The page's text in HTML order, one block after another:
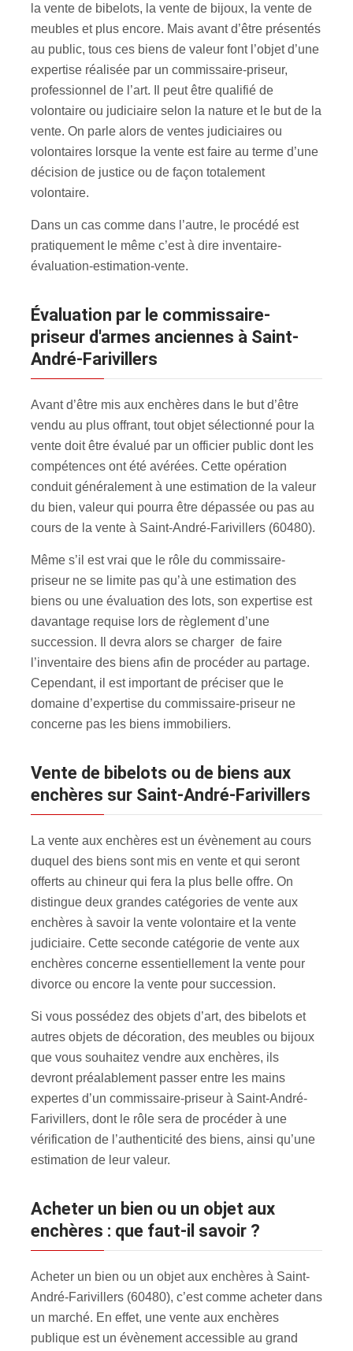
la vente de bibelots, la vente de bijoux, la vente de
meubles et plus encore. Mais avant d’être présentés
au public, tous ces biens de valeur font l’objet d’une
expertise réalisée par un commissaire-priseur,
professionnel de l’art. Il peut être qualifié de
volontaire ou judiciaire selon la nature et le but de la
vente. On parle alors de ventes judiciaires ou
volontaires lorsque la vente est faire au terme d’une
décision de justice ou de façon totalement
volontaire.
Dans un cas comme dans l’autre, le procédé est
pratiquement le même c’est à dire inventaire-
évaluation-estimation-vente.
évaluation par le commissaire-
priseur d'armes anciennes à Saint-
André-Farivillers
Avant d’être mis aux enchères dans le but d’être
vendu au plus offrant, tout objet sélectionné pour la
vente doit être évalué par un officier public dont les
compétences ont été avérées. Cette opération
conduit généralement à une estimation de la valeur
du bien, valeur qui pourra être dépassée ou pas au
cours de la vente à Saint-André-Farivillers (60480).
Même s’il est vrai que le rôle du commissaire-
priseur ne se limite pas qu’à une estimation des
biens ou une évaluation des lots, son expertise est
davantage requise lors de règlement d’une
succession. Il devra alors se charger de faire
l’inventaire des biens afin de procéder au partage.
Cependant, il est important de préciser que le
domaine d’expertise du commissaire-priseur ne
concerne pas les biens immobiliers.
Vente de bibelots ou de biens aux
enchères sur Saint-André-Farivillers
La vente aux enchères est un évènement au cours
duquel des biens sont mis en vente et qui seront
offerts au chineur qui fera la plus belle offre. On
distingue deux grandes catégories de vente aux
enchères à savoir la vente volontaire et la vente
judiciaire. Cette seconde catégorie de vente aux
enchères concerne essentiellement la vente pour
divorce ou encore la vente pour succession.
Si vous possédez des objets d’art, des bibelots et
autres objets de décoration, des meubles ou bijoux
que vous souhaitez vendre aux enchères, ils
devront préalablement passer entre les mains
expertes d’un commissaire-priseur à Saint-André-
Farivillers, dont le rôle sera de procéder à une
vérification de l’authenticité des biens, ainsi qu’une
estimation de leur valeur.
Acheter un bien ou un objet aux
enchères : que faut-il savoir ?
Acheter un bien ou un objet aux enchères à Saint-
André-Farivillers (60480), c’est comme acheter dans
un marché. En effet, une vente aux enchères
publique est un évènement accessible au grand